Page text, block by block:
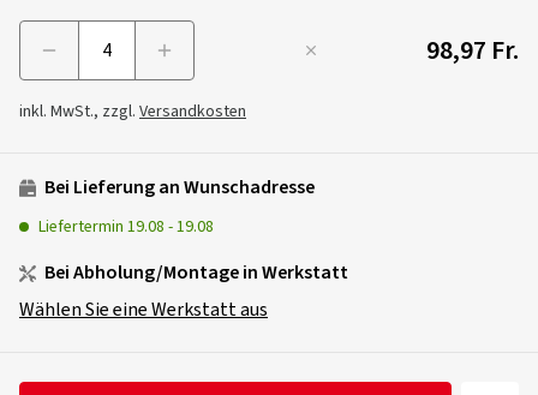
98,97 Fr.
inkl. MwSt., zzgl. Versandkosten
Bei Lieferung an Wunschadresse
Liefertermin 19.08 -19.08
Bei Abholung/Montage in Werkstatt
Wählen Sie eine Werkstatt aus